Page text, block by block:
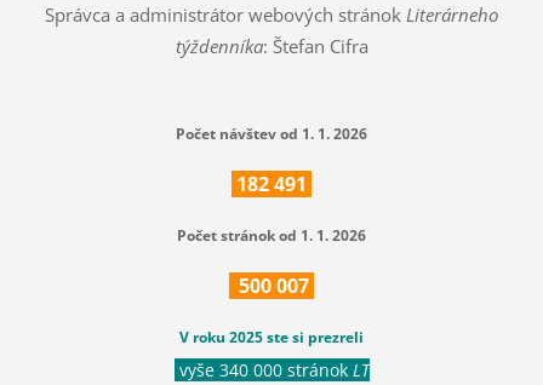
Správca a administrátor webových stránok Literárneho
týždenníka: Štefan Cifra
Počet návštev od 1. 1. 2026
182491
Počet stránok od 1. 1. 2026
500007
V roku 2025 ste si prezreli
vyše 340 000 stránok LT